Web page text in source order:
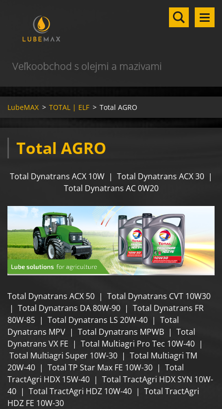
Veľkoobchod s olejmi a mazivami
LubeMAX > TOTAL | ELF > Total AGRO
Total AGRO
Total Dynatrans ACX 10W | Total Dynatrans ACX 30 |
Total Dynatrans AC 0W20
Total Dynatrans ACX 50 | Total Dynatrans CVT 10W30
| Total Dynatrans DA 80W-90 | Total Dynatrans FR
80W-85 | Total Dynatrans LS 20W-40 | Total
Dynatrans MPV | Total Dynatrans MPWB | Total
Dynatrans VX FE | Total Multiagri Pro Tec 10W-40 |
Total Multiagri Super 10W-30 | Total Multiagri TM
20W-40 | Total TP Star Max FE 10W-30 | Total
TractAgri HDX 15W-40 | Total TractAgri HDX SYN 10W-
40 | Total TractAgri HDZ 10W-40 | Total TractAgri
HDZ FE 10W-30